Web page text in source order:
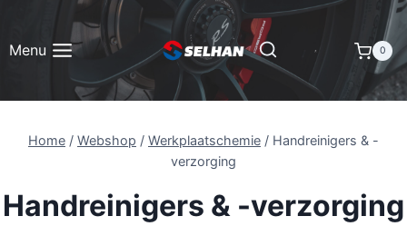
inhoud
Menu 0
Home / Webshop / Werkplaatschemie / Handreinigers & -
verzorging
Handreinigers & -verzorging